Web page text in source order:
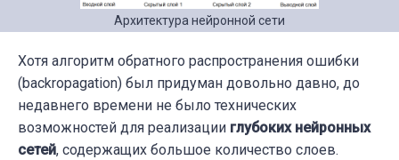
Архитектура нейронной сети
Хотя алгоритм обратного распространения ошибки
(backropagation) был придуман довольно давно, до
недавнего времени не было технических
возможностей для реализации глубоких нейронных
сетей, содержащих большое количество слоев.